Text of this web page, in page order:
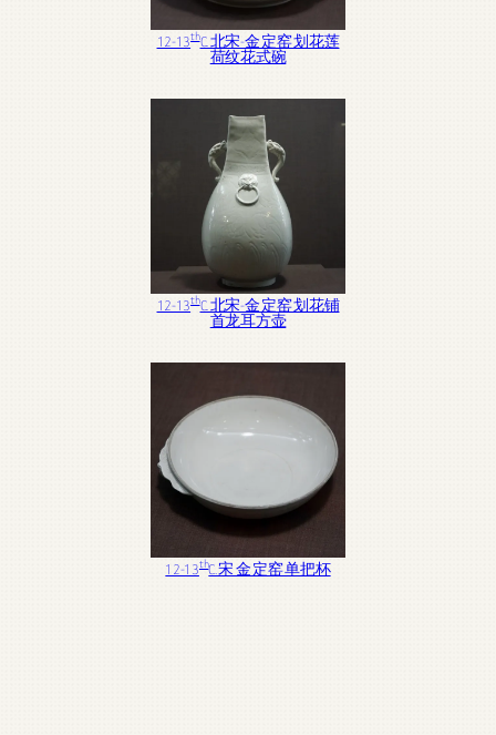
12-13thC. 北宋-金 定窑 划花莲
荷纹花式碗
12-13thC. 北宋-金 定窑 划花铺
首龙耳方壶
12-13thC. 宋 金 定窑 单把杯